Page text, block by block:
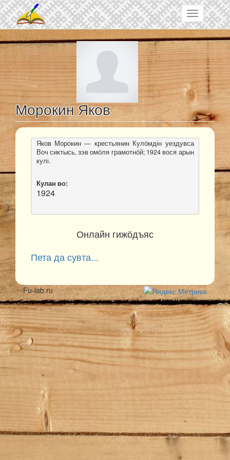
Skip to main content
Toggle
navigation
Морокин Яков
Яков Морокин — крестьянин Кулӧмдін уездувса
Воч сиктысь, зэв омӧля грамотнӧй; 1924 вося арын
кулі.
Кулан во:
1924
Онлайн гижӧдъяс
Пета да сувта...
Fu-lab.ru